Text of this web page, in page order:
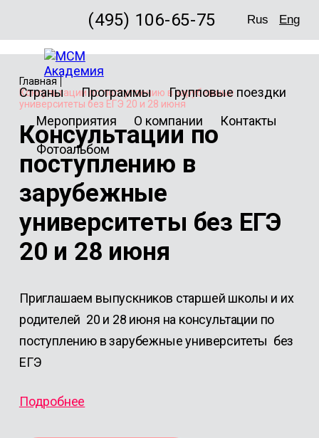
(495) 106-65-75 Rus Eng
Страны Программы
Групповые поездки
Мероприятия
О компании
Контакты
Фотоальбом
Главная
Консультации по поступлению в зарубежные
университеты без ЕГЭ 20 и 28 июня
Консультации по
поступлению в
зарубежные
университеты без ЕГЭ
20 и 28 июня
Приглашаем выпускников старшей школы и их
родителей 20 и 28 июня на консультации по
поступлению в зарубежные университеты без
ЕГЭ
Подробнее